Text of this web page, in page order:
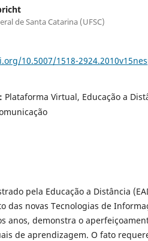
de Santa Catarina (UFSC)
10.5007/1518-
Plataforma Virtual, Educação a
pela Educação a Distância
das novas Tecnologias de
anos, demonstra o
de aprendizagem. O fato